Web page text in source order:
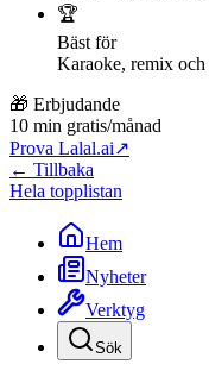
🏆
Bäst för
Karaoke, remix och
🎁 Erbjudande
10 min gratis/månad
Prova Lalal.ai↗
← Tillbaka
Hela topplistan
Hem
Nyheter
Verktyg
Sök